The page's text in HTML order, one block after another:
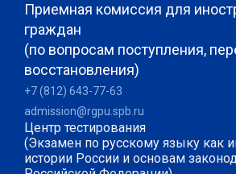
Приемная комиссия для
граждан
(по вопросам поступления,
восстановления)
+7 (812) 643-77-63
admission@rgpu.spb.ru
Центр тестирования
(Экзамен по русскому языку как
истории России и основам